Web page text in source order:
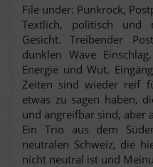
File under: Punkrock,
Textlich, politisch und
Gesicht. Treibender
dunklen Wave
Energie und Wut.
Zeiten sind wieder reif
etwas zu sagen haben,
und angreifbar sind, aber
Ein Trio aus dem
neutralen Schweiz, die
nicht neutral ist und